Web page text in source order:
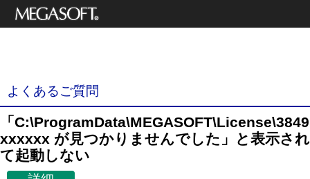
よくあるご質問
「C:\ProgramData\MEGASOFT\License\3849
xxxxxx が見つかりませんでした」と表示され
て起動しない